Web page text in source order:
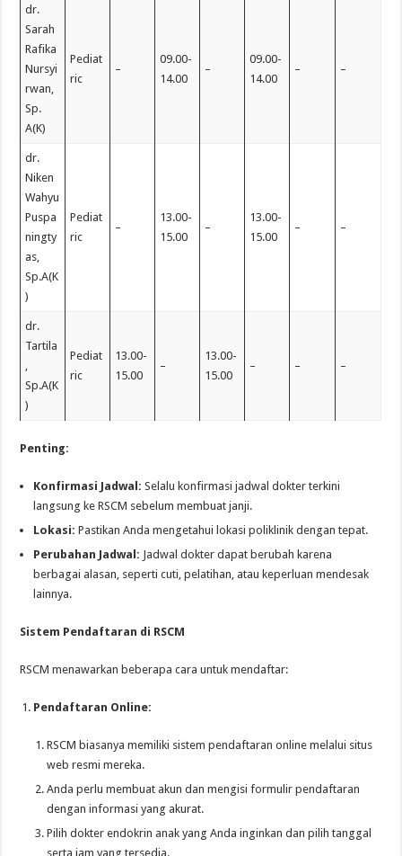
dr.
Sarah
Rafika
Nursyi
rwan,
Sp.
A(K)
Pediat
ric
–
09.00-
14.00
–
09.00-
14.00
– –
dr.
Niken
Wahyu
Puspa
ningty
as,
Sp.A(K
)
Pediat
ric
–
13.00-
15.00
–
13.00-
15.00
– –
dr.
Tartila
,
Sp.A(K
)
Pediat
ric
13.00-
15.00
–
13.00-
15.00
– – –
Penting:
Konfirmasi Jadwal: Selalu konfirmasi jadwal dokter terkini
langsung ke RSCM sebelum membuat janji.
Lokasi: Pastikan Anda mengetahui lokasi poliklinik dengan tepat.
Perubahan Jadwal: Jadwal dokter dapat berubah karena
berbagai alasan, seperti cuti, pelatihan, atau keperluan mendesak
lainnya.
Sistem Pendaftaran di RSCM
RSCM menawarkan beberapa cara untuk mendaftar:
Pendaftaran Online:
RSCM biasanya memiliki sistem pendaftaran online melalui situs
web resmi mereka.
Anda perlu membuat akun dan mengisi formulir pendaftaran
dengan informasi yang akurat.
Pilih dokter endokrin anak yang Anda inginkan dan pilih tanggal
serta jam yang tersedia.